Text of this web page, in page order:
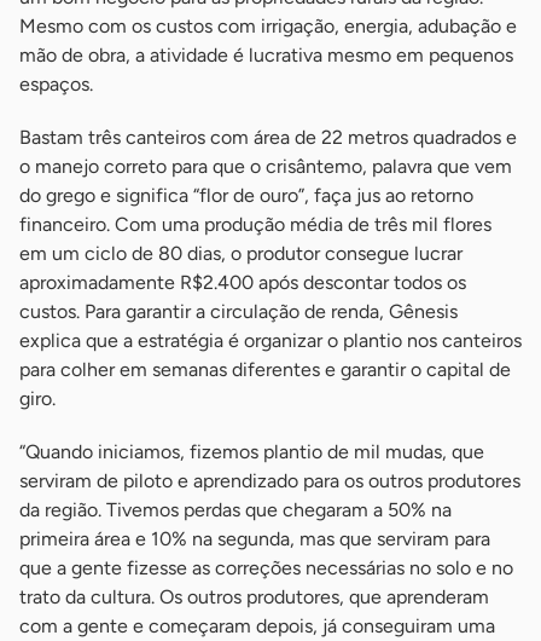
Mesmo com os custos com irrigação, energia, adubação e
mão de obra, a atividade é lucrativa mesmo em pequenos
espaços.
Bastam três canteiros com área de 22 metros quadrados e
o manejo correto para que o crisântemo, palavra que vem
do grego e significa “flor de ouro”, faça jus ao retorno
financeiro. Com uma produção média de três mil flores
em um ciclo de 80 dias, o produtor consegue lucrar
aproximadamente R$2.400 após descontar todos os
custos. Para garantir a circulação de renda, Gênesis
explica que a estratégia é organizar o plantio nos canteiros
para colher em semanas diferentes e garantir o capital de
giro.
“Quando iniciamos, fizemos plantio de mil mudas, que
serviram de piloto e aprendizado para os outros produtores
da região. Tivemos perdas que chegaram a 50% na
primeira área e 10% na segunda, mas que serviram para
que a gente fizesse as correções necessárias no solo e no
trato da cultura. Os outros produtores, que aprenderam
com a gente e começaram depois, já conseguiram uma